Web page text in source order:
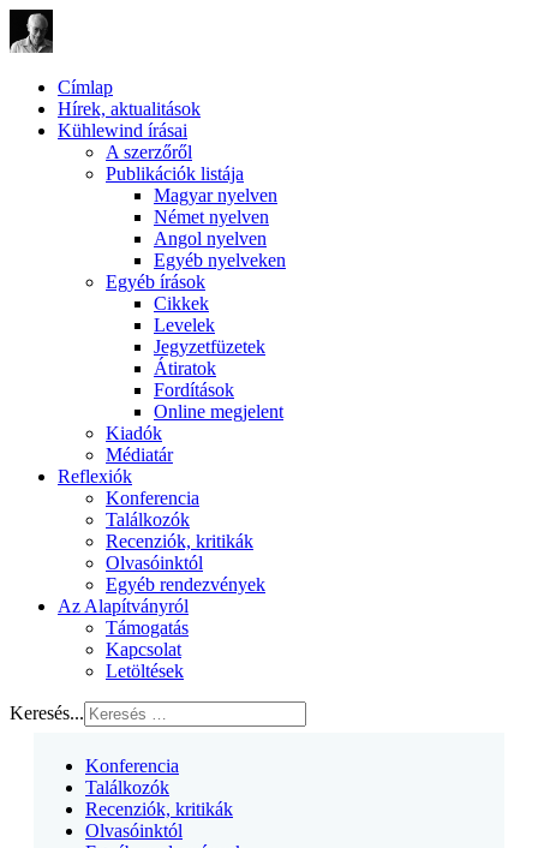
Címlap
Hírek, aktualitások
Kühlewind írásai
A szerzőről
Publikációk listája
Magyar nyelven
Német nyelven
Angol nyelven
Egyéb nyelveken
Egyéb írások
Cikkek
Levelek
Jegyzetfüzetek
Átiratok
Fordítások
Online megjelent
Kiadók
Médiatár
Reflexiók
Konferencia
Találkozók
Recenziók, kritikák
Olvasóinktól
Egyéb rendezvények
Az Alapítványról
Támogatás
Kapcsolat
Letöltések
Keresés...
Konferencia
Találkozók
Recenziók, kritikák
Olvasóinktól